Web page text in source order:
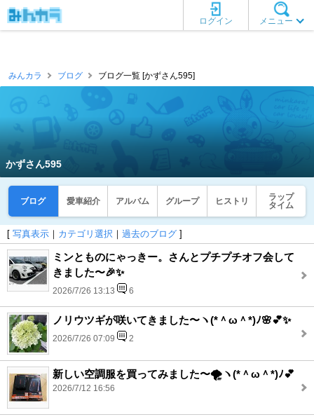
メニュー
ログイン
みんカラ ブログ ブログ一覧 [かずさん595]
かずさん595
ブログ 愛車紹介 アルバム グループ ヒストリ
ラップ
タイム
[ 写真表示 ｜ カテゴリ選択 ｜ 過去のブログ ]
ミンとものにゃっきー。さんとプチプチオフ会して
きました〜🎉✨
2026/7/26 13:13 6
ノリウツギが咲いてきました〜ヽ(*＾ω＾*)ﾉ🌸💕✨
2026/7/26 07:09 2
新しい空調服を買ってみました〜🌪️ヽ(*＾ω＾*)ﾉ💕
2026/7/12 16:56